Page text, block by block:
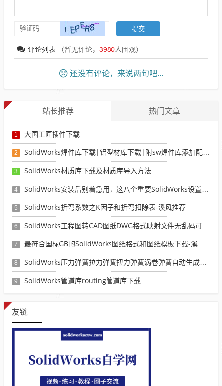
评论列表 （暂无评论， 3980人围观）
还没有评论，来说两句吧...
站长推荐 热门文章
1 大国工匠插件下载
2 SolidWorks焊件库下载|铝型材库下载|附sw焊件库添加配置使用教程
3 SolidWorks材质库下载及材质库导入方法
4 SolidWorks安装后别着急用，这八个重要SolidWorks设置可以提高你的画图效率
5 SolidWorks折弯系数之K因子和折弯扣除表-溪风推荐
6 SolidWorks工程图转CAD图纸DWG格式映射文件无乱码可分层-溪风亲测推荐
7 最符合国标GB的SolidWorks图纸格式和图纸模板下载-溪风专用版
8 SolidWorks压力弹簧拉力弹簧扭力弹簧涡卷弹簧自动生成宏程序下载
9 SolidWorks管道库routing管道库下载
友链